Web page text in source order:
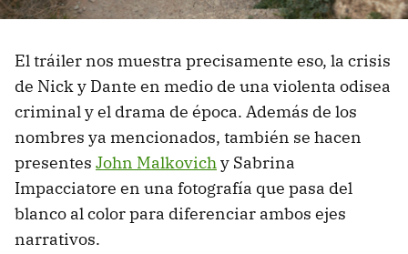
El tráiler nos muestra precisamente eso, la crisis
de Nick y Dante en medio de una violenta odisea
criminal y el drama de época. Además de los
nombres ya mencionados, también se hacen
presentes John Malkovichy Sabrina
Impacciatore en una fotografía que pasa del
blanco al color para diferenciar ambos ejes
narrativos.